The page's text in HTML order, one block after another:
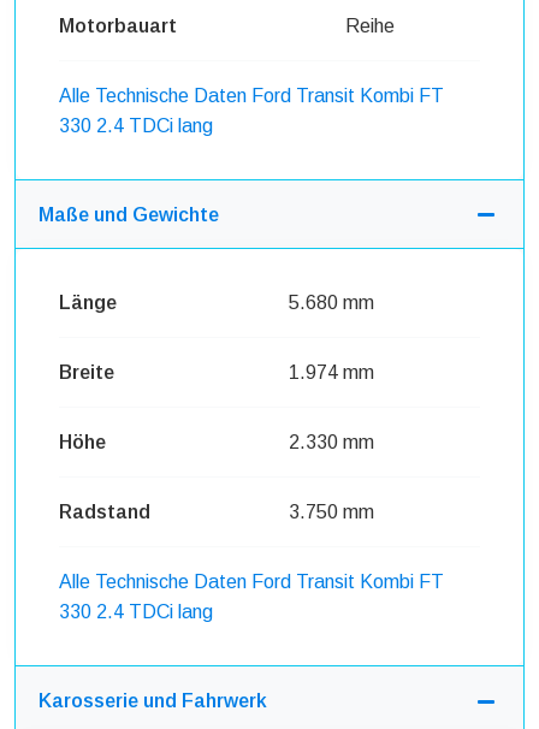
Motorbauart Reihe
Alle Technische Daten Ford Transit Kombi FT
330 2.4 TDCi lang
Maße und Gewichte
Länge 5.680 mm
Breite 1.974 mm
Höhe 2.330 mm
Radstand 3.750 mm
Alle Technische Daten Ford Transit Kombi FT
330 2.4 TDCi lang
Karosserie und Fahrwerk